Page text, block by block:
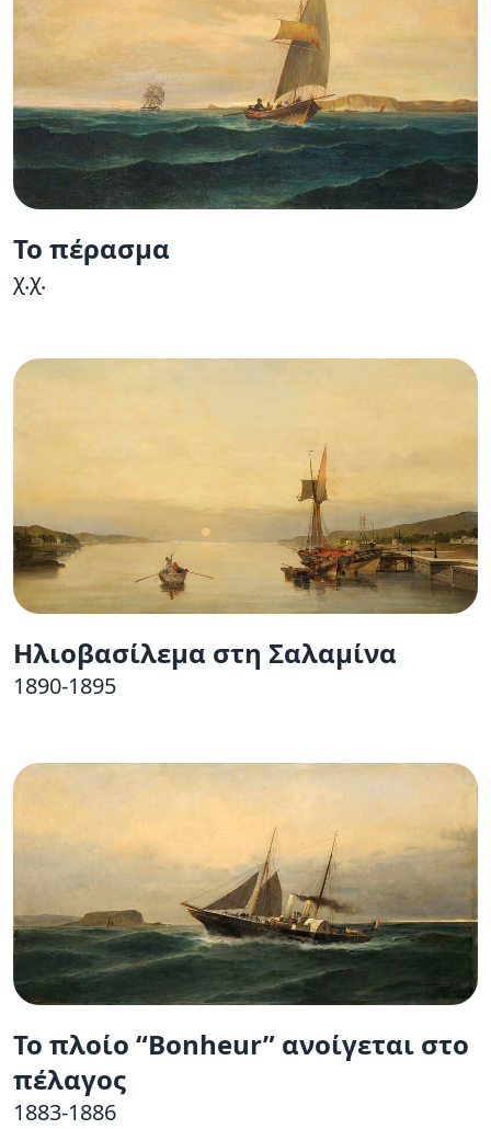
Το πέρασμα
χ.χ.
Ηλιοβασίλεμα στη Σαλαμίνα
1890-1895
To πλοίο “Bonheur” ανοίγεται στο
πέλαγος
1883-1886